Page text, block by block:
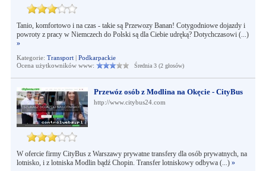
Tanio, komfortowo i na czas - takie są Przewozy Banan! Cotygodniowe dojazdy i
powroty z pracy w Niemczech do Polski są dla Ciebie udręką? Dotychczasowi (...)
»
Kategorie: Transport| Podkarpackie
Ocena użytkowników www:
Średnia 3 (2 głosów)
Przewóz osób z Modlina na Okęcie - CityBus
http://www.citybus24.com
W ofercie firmy CityBus z Warszawy prywatne transfery dla osób prywatnych, na
lotnisko, i z lotniska Modlin bądź Chopin. Transfer lotniskowy odbywa (...) »